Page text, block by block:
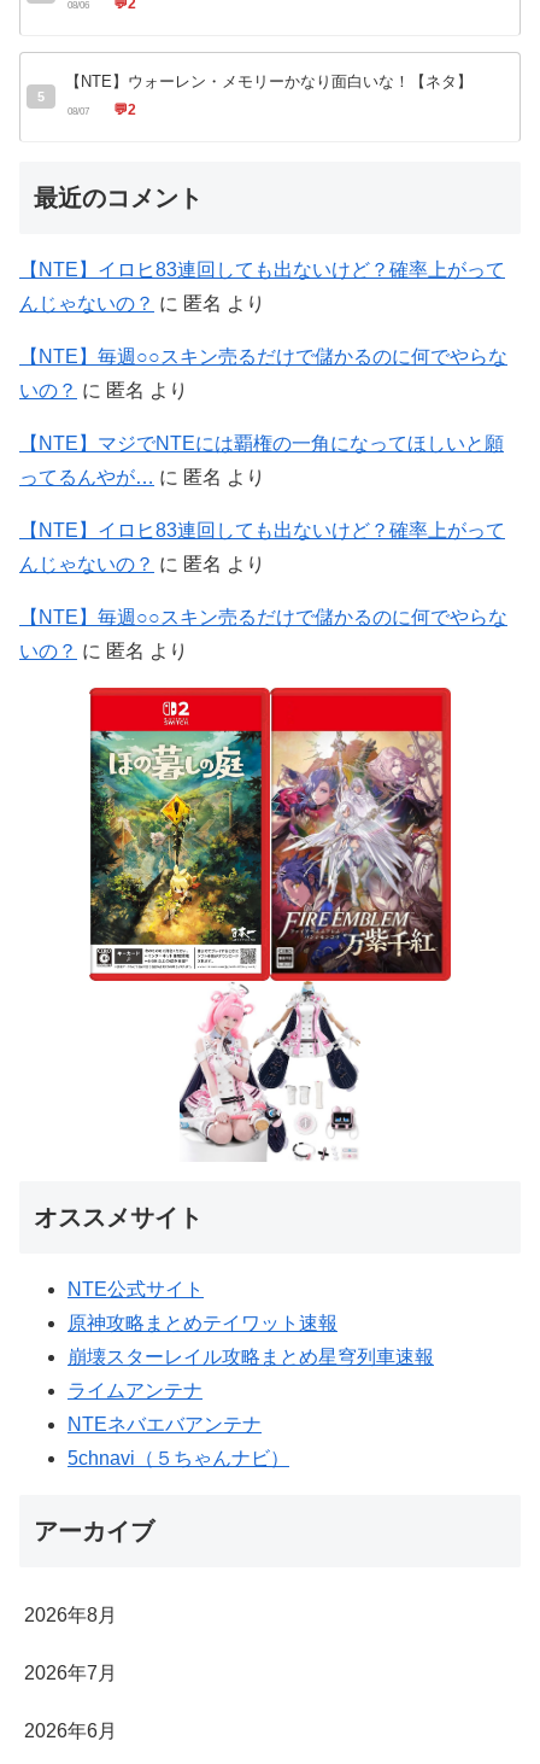
08/06 💬2
5
【NTE】ウォーレン・メモリーかなり面白いな！【ネタ】
08/07 💬2
最近のコメント
【NTE】イロヒ83連回しても出ないけど？確率上がって
んじゃないの？ に 匿名 より
【NTE】毎週○○スキン売るだけで儲かるのに何でやらな
いの？ に 匿名 より
【NTE】マジでNTEには覇権の一角になってほしいと願
ってるんやが… に 匿名 より
【NTE】イロヒ83連回しても出ないけど？確率上がって
んじゃないの？ に 匿名 より
【NTE】毎週○○スキン売るだけで儲かるのに何でやらな
いの？ に 匿名 より
オススメサイト
NTE公式サイト
原神攻略まとめテイワット速報
崩壊スターレイル攻略まとめ星穹列車速報
ライムアンテナ
NTEネバエバアンテナ
5chnavi（５ちゃんナビ）
アーカイブ
2026年8月
2026年7月
2026年6月